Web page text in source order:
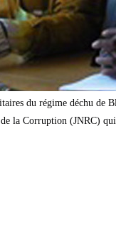
du régime déchu
la Corruption (JNRC)